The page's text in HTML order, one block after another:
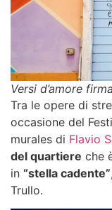
Versi d’amore
Tra le opere di
occasione del
murales di Flavio
del quartiere che
in “stella cadente”
Trullo.